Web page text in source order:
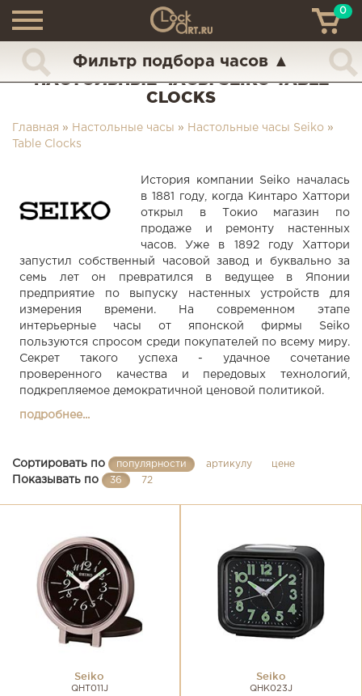
+7 (925) 517-68-49
ТН
0
Фильтр подбора часов ▲
НАСТОЛЬНЫЕ ЧАСЫ SEIKO TABLE
CLOCKS
Главная » Настольные часы » Настольные часы Seiko »
Table Clocks
История компании Seiko началась
в 1881 году, когда Кинтаро Хаттори
открыл в Токио магазин по
продаже и ремонту настенных
часов. Уже в 1892 году Хаттори
запустил собственный часовой завод и буквально за
семь лет он превратился в ведущее в Японии
предприятие по выпуску настенных устройств для
измерения времени. На современном этапе
интерьерные часы от японской фирмы Seiko
пользуются спросом среди покупателей по всему миру.
Секрет такого успеха - удачное сочетание
проверенного качества и передовых технологий,
подкрепляемое демократичной ценовой политикой.
подробнее...
Сортировать по популярности артикулу цене
Показывать по 36 72
Seiko
QHT011J
Seiko
QHK023J